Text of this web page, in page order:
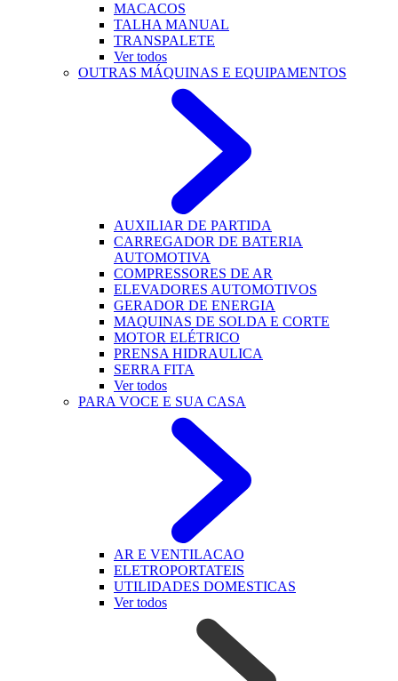
MACACOS
TALHA MANUAL
TRANSPALETE
Ver todos
OUTRAS MÁQUINAS E EQUIPAMENTOS
AUXILIAR DE PARTIDA
CARREGADOR DE BATERIA
AUTOMOTIVA
COMPRESSORES DE AR
ELEVADORES AUTOMOTIVOS
GERADOR DE ENERGIA
MAQUINAS DE SOLDA E CORTE
MOTOR ELÉTRICO
PRENSA HIDRAULICA
SERRA FITA
Ver todos
PARA VOCE E SUA CASA
AR E VENTILACAO
ELETROPORTATEIS
UTILIDADES DOMESTICAS
Ver todos